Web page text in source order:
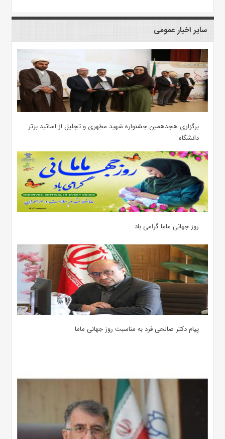
سایر اخبار عمومی
برگزاری هجدهمین جشنواره شهید مطهری و تجلیل از اساتید برتر
دانشگاه
روز جهانی ماما گرامی باد
پیام دکتر صالحی فرد به مناسبت روز جهانی ماما